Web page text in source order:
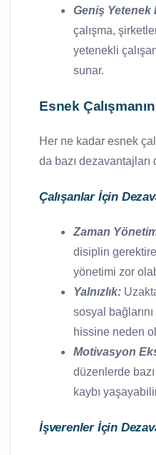
Geniş Yetenek
çalışma,
yetenekli
sunar.
Esnek
Her ne kadar esnek
da bazı
Çalışanlar İçin
Zaman
disiplin
yönetimi zor
Yalnızlık:
sosyal
hissine neden
Motivasyon
düzenlerde
kaybı
İşverenler İçin